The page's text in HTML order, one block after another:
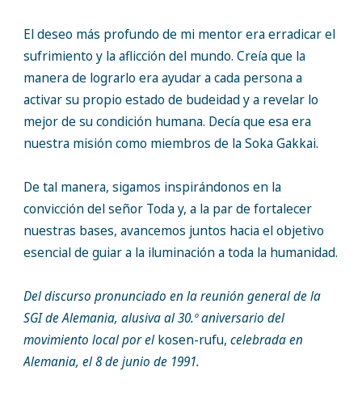
El deseo más profundo de mi mentor era erradicar el
sufrimiento y la aflicción del mundo. Creía que la
manera de lograrlo era ayudar a cada persona a
activar su propio estado de budeidad y a revelar lo
mejor de su condición humana. Decía que esa era
nuestra misión como miembros de la Soka Gakkai.
De tal manera, sigamos inspirándonos en la
convicción del señor Toda y, a la par de fortalecer
nuestras bases, avancemos juntos hacia el objetivo
esencial de guiar a la iluminación a toda la humanidad.
Del discurso pronunciado en la reunión general de la
SGI de Alemania, alusiva al 30.º aniversario del
movimiento local por elkosen-rufu, celebrada en
Alemania, el 8 de junio de 1991.